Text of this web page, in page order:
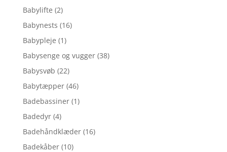
Babylifte (2)
Babynests (16)
Babypleje (1)
Babysenge og vugger (38)
Babysvøb (22)
Babytæpper (46)
Badebassiner (1)
Badedyr (4)
Badehåndklæder (16)
Badekåber (10)